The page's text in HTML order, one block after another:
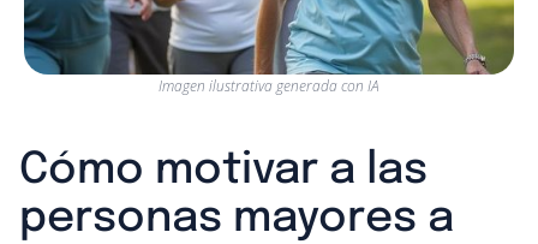
Imagen ilustrativa generada con IA
Cómo motivar a las
personas mayores a